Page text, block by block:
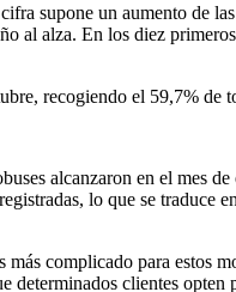
supone un aumento de
al alza. En los diez
recogiendo el 59,7%
alcanzaron en el mes
lo que se
complicado para
determinados clientes opten